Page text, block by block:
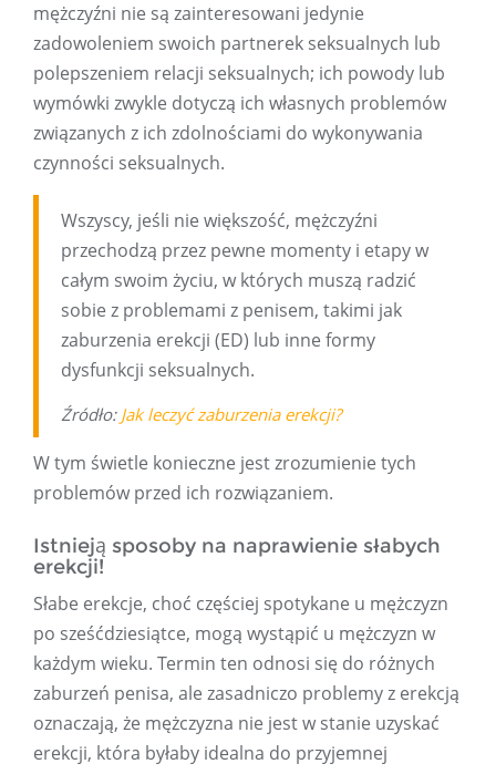
mężczyźni nie są zainteresowani jedynie
zadowoleniem swoich partnerek seksualnych lub
polepszeniem relacji seksualnych; ich powody lub
wymówki zwykle dotyczą ich własnych problemów
związanych z ich zdolnościami do wykonywania
czynności seksualnych.
Wszyscy, jeśli nie większość, mężczyźni
przechodzą przez pewne momenty i etapy w
całym swoim życiu, w których muszą radzić
sobie z problemami z penisem, takimi jak
zaburzenia erekcji (ED) lub inne formy
dysfunkcji seksualnych.
Źródło: Jak leczyć zaburzenia erekcji?
W tym świetle konieczne jest zrozumienie tych
problemów przed ich rozwiązaniem.
Istnieją sposoby na naprawienie słabych
erekcji!
Słabe erekcje, choć częściej spotykane u mężczyzn
po sześćdziesiątce, mogą wystąpić u mężczyzn w
każdym wieku. Termin ten odnosi się do różnych
zaburzeń penisa, ale zasadniczo problemy z erekcją
oznaczają, że mężczyzna nie jest w stanie uzyskać
erekcji, która byłaby idealna do przyjemnej